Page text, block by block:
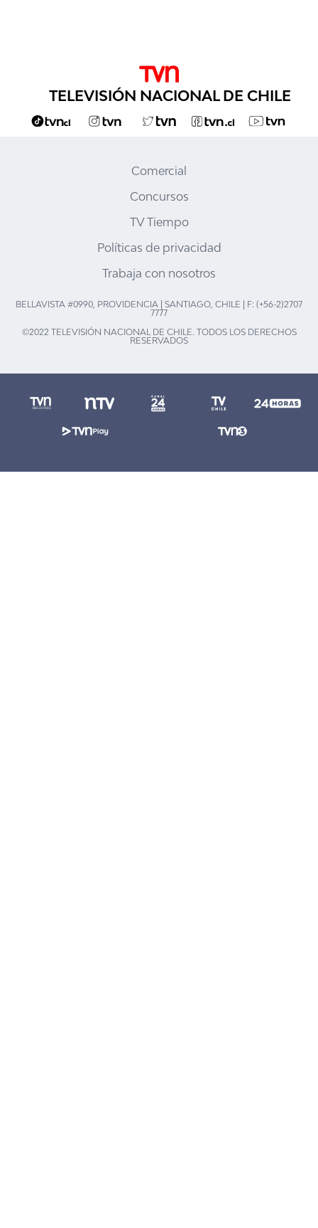
TELEVISIÓN NACIONAL DE CHILE
Comercial
Concursos
TV Tiempo
Políticas de privacidad
Trabaja con nosotros
BELLAVISTA #0990, PROVIDENCIA | SANTIAGO, CHILE | F: (+56-2)2707
7777
©2022 TELEVISIÓN NACIONAL DE CHILE. TODOS LOS DERECHOS
RESERVADOS